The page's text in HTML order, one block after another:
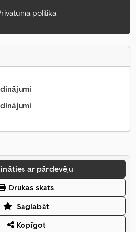
politika
ar pārdevēju
Drukas skats
Saglabāt
Kopīgot